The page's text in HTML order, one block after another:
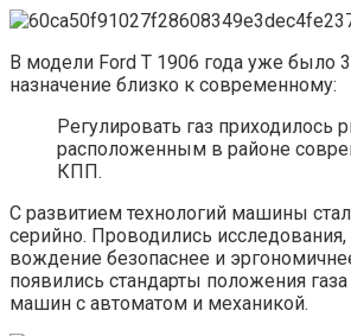
В модели Ford T 1906 года уже было
назначение близко к современному:
Регулировать газ приходилось
расположенным в районе
КПП.
С развитием технологий машины
серийно. Проводились исследования,
вождение безопаснее и
появились стандарты положения
машин с автоматом и механикой.